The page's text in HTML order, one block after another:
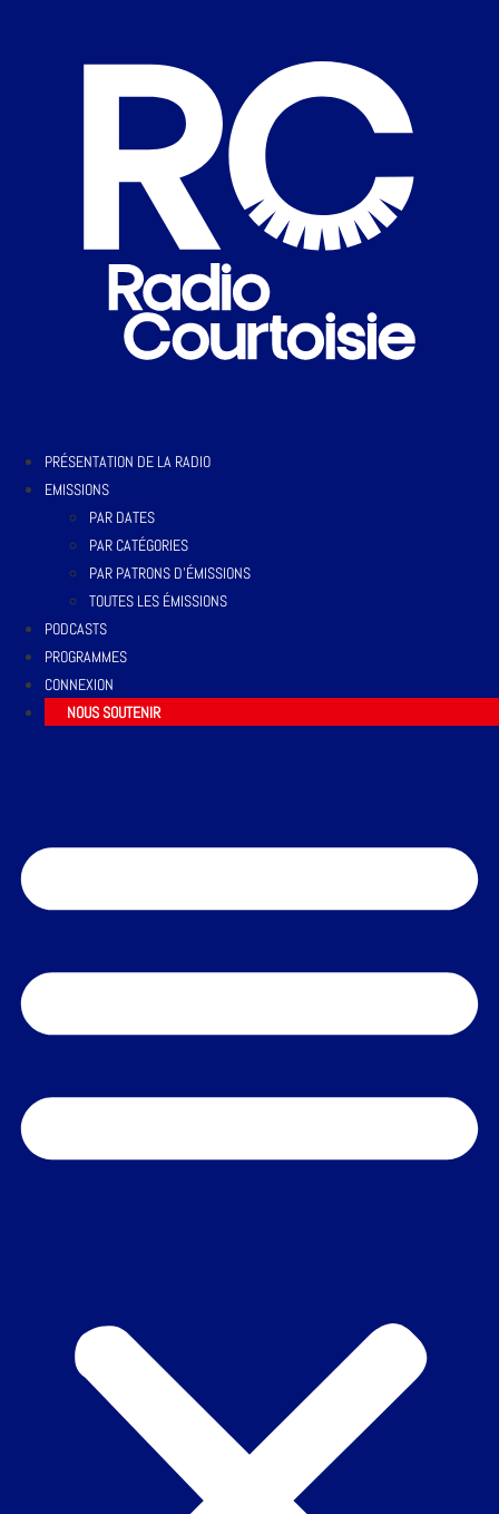
PRÉSENTATION DE LA RADIO
EMISSIONS
PAR DATES
PAR CATÉGORIES
PAR PATRONS D’ÉMISSIONS
TOUTES LES ÉMISSIONS
PODCASTS
PROGRAMMES
CONNEXION
NOUS SOUTENIR